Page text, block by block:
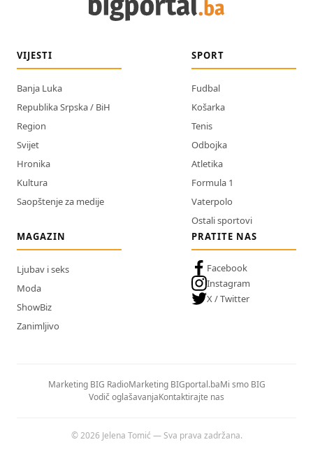
VIJESTI
Banja Luka
Republika Srpska / BiH
Region
Svijet
Hronika
Kultura
Saopštenje za medije
SPORT
Fudbal
Košarka
Tenis
Odbojka
Atletika
Formula 1
Vaterpolo
Ostali sportovi
MAGAZIN
Ljubav i seks
Moda
ShowBiz
Zanimljivo
PRATITE NAS
Facebook
Instagram
X / Twitter
Marketing BIG RadioMarketing BIGportal.baMi smo BIG
Vodič oglašavanjaKontaktirajte nas
© 2026 Jelena Tomić — Sva prava zadržana.